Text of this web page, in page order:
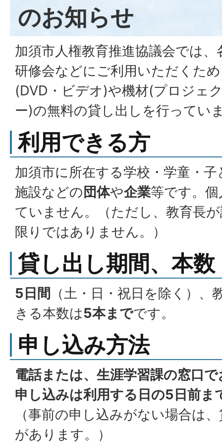
のお知らせ
加須市人権教育推進協議会では
研修会などにご利用いただくた
(DVD・ビデオ)や機材(プロジェ
ー)の無料の貸し出しを行ってい
利用できる方
加須市に所在する学校・学童・
施設などの 団体や企業等です。
ていません。（ただし、教育長
限りではありません。）
貸し出し期間、本数
5日間
（土・日・祝日を除く）
きる本数は5本までです。
申し込み方法
電話または、生涯学習課の窓口
申し込みは利用する日の5日前ま
（事前の申し込みがない場合は
があります。）